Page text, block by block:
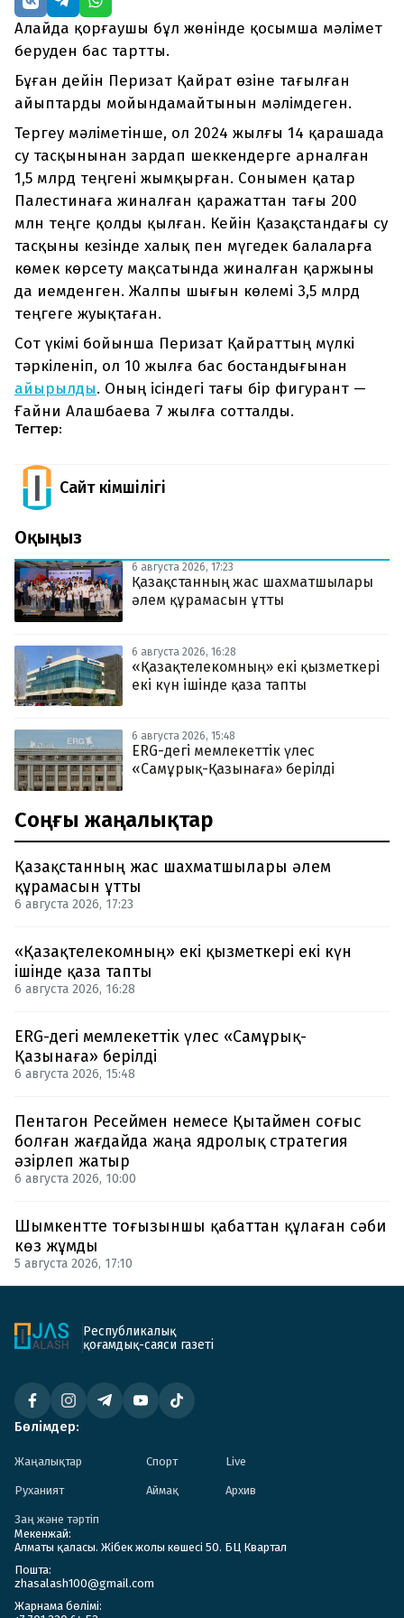
Алайда қорғаушы бұл жөнінде қосымша мәлімет
беруден бас тартты.
Бұған дейін Перизат Қайрат өзіне тағылған
айыптарды мойындамайтынын мәлімдеген.
Тергеу мәліметінше, ол 2024 жылғы 14 қарашада
су тасқынынан зардап шеккендерге арналған
1,5 млрд теңгені жымқырған. Сонымен қатар
Палестинаға жиналған қаражаттан тағы 200
млн теңге қолды қылған. Кейін Қазақстандағы су
тасқыны кезінде халық пен мүгедек балаларға
көмек көрсету мақсатында жиналған қаржыны
да иемденген. Жалпы шығын көлемі 3,5 млрд
теңгеге жуықтаған.
Сот үкімі бойынша Перизат Қайраттың мүлкі
тәркіленіп, ол 10 жылға бас бостандығынан
айырылды. Оның ісіндегі тағы бір фигурант —
Ғайни Алашбаева 7 жылға сотталды.
Тегтер:
Сайт Әкімшілігі
Оқыңыз
6 августа 2026, 17:23
Қазақстанның жас шахматшылары
әлем құрамасын ұтты
6 августа 2026, 16:28
«Қазақтелекомның» екі қызметкері
екі күн ішінде қаза тапты
6 августа 2026, 15:48
ERG-дегі мемлекеттік үлес
«Самұрық-Қазынаға» берілді
Соңғы жаңалықтар
Қазақстанның жас шахматшылары әлем
құрамасын ұтты
6 августа 2026, 17:23
«Қазақтелекомның» екі қызметкері екі күн
ішінде қаза тапты
6 августа 2026, 16:28
ERG-дегі мемлекеттік үлес «Самұрық-
Қазынаға» берілді
6 августа 2026, 15:48
Пентагон Ресеймен немесе Қытаймен соғыс
болған жағдайда жаңа ядролық стратегия
әзірлеп жатыр
6 августа 2026, 10:00
Шымкентте тоғызыншы қабаттан құлаған сәби
көз жұмды
5 августа 2026, 17:10
Республикалық
қоғамдық-саяси газеті
Бөлімдер:
Жаңалықтар Спорт Live
Руханият Аймақ Архив
Заң және тәртіп
Мекенжай:
Алматы қаласы. Жібек жолы көшесі 50. БЦ Квартал
Пошта:
zhasalash100@gmail.com
Жарнама бөлімі: